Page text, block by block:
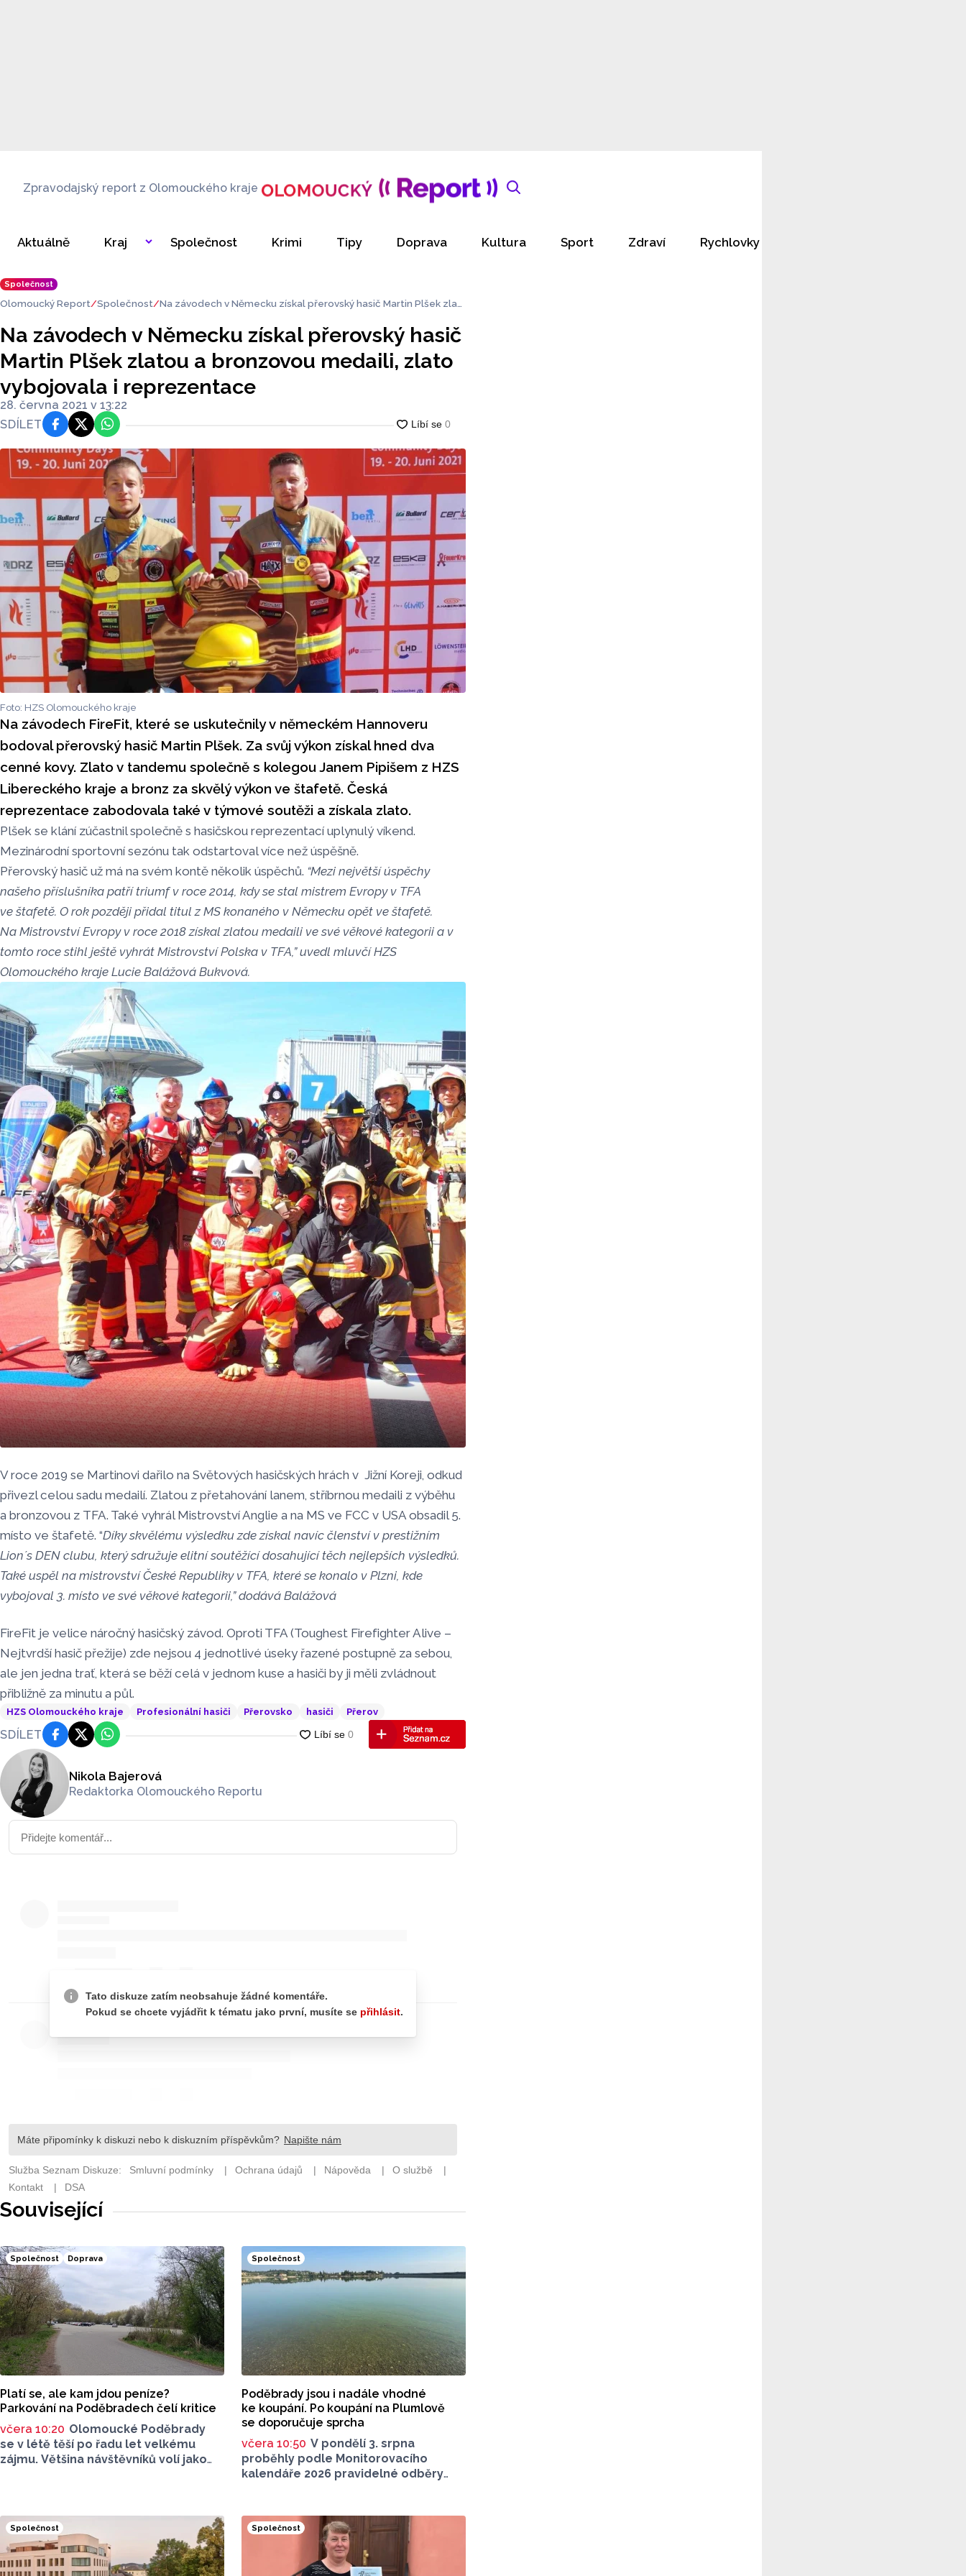
Zpravodajský report z Olomouckého kraje
Aktuálně Kraj Společnost Krimi Tipy Doprava Kultura Sport Zdraví Rychlovky
Společnost
Olomoucký Report Společnost
Na závodech v Německu získal přerovský hasič Martin Plšek zlat
Na závodech v Německu získal přerovský hasič
Martin Plšek zlatou a bronzovou medaili, zlato
vybojovala i reprezentace
28. června 2021 v 13:22
SDÍLET
FacebookPlatforma X
WhatsApp
Foto: HZS Olomouckého kraje
Na závodech FireFit, které se uskutečnily v německém Hannoveru
bodoval přerovský hasič Martin Plšek. Za svůj výkon získal hned dva
cenné kovy. Zlato v tandemu společně s kolegou Janem Pipišem z HZS
Libereckého kraje a bronz za skvělý výkon ve štafetě. Česká
reprezentace zabodovala také v týmové soutěži a získala zlato.
Plšek se klání zúčastnil společně s hasičskou reprezentací uplynulý víkend.
Mezinárodní sportovní sezónu tak odstartoval více než úspěšně.
Přerovský hasič už má na svém kontě několik úspěchů. “Mezi největší úspěchy
našeho příslušníka patří triumf v roce 2014, kdy se stal mistrem Evropy v TFA
ve štafetě. O rok později přidal titul z MS konaného v Německu opět ve štafetě.
Na Mistrovství Evropy v roce 2018 získal zlatou medaili ve své věkové kategorii a v
tomto roce stihl ještě vyhrát Mistrovství Polska v TFA,” uvedl mluvčí HZS
Olomouckého kraje Lucie Balážová Bukvová.
Foto: HZS Olomouckého kraje
V roce 2019 se Martinovi dařilo na Světových hasičských hrách v Jižní Koreji, odkud
přivezl celou sadu medailí. Zlatou z přetahování lanem, stříbrnou medaili z výběhu
a bronzovou z TFA. Také vyhrál Mistrovství Anglie a na MS ve FCC v USA obsadil 5.
místo ve štafetě. “Díky skvělému výsledku zde získal navíc členství v prestižním
Lion´s DEN clubu, který sdružuje elitní soutěžící dosahující těch nejlepších výsledků.
Také uspěl na mistrovství České Republiky v TFA, které se konalo v Plzni, kde
vybojoval 3. místo ve své věkové kategorii,” dodává Balážová
FireFit je velice náročný hasičský závod. Oproti TFA (Toughest Firefighter Alive –
Nejtvrdší hasič přežije) zde nejsou 4 jednotlivé úseky řazené postupně za sebou,
ale jen jedna trať, která se běží celá v jednom kuse a hasiči by ji měli zvládnout
přibližně za minutu a půl.
HZS Olomouckého kraje Profesionální hasiči Přerovsko hasiči Přerov
SDÍLET FacebookPlatforma X
WhatsApp
Nikola Bajerová
Redaktorka Olomouckého Reportu
Související
Společnost Doprava
Platí se, ale kam jdou peníze?
Parkování na Poděbradech čelí kritice
včera 10:20 Olomoucké Poděbrady
se v létě těší po řadu let velkému
zájmu. Většina návštěvníků volí jako
rezonuje. Na konci června vznikla
na Facebooku stránka s názvem
Poděbrady bez závor a nelegálního
parkovného, která upozorňuje
Společnost
Poděbrady jsou i nadále vhodné
ke koupání. Po koupání na Plumlově
se doporučuje sprcha
včera 10:50 V pondělí 3. srpna
proběhly podle Monitorovacího
kalendáře 2026 pravidelné odběry
lokalitách v Olomouckém kraji –
ve Vodní nádrži Plumlov (VN Plumlov)
a v Koupací oblasti Poděbrady (KO
Poděbrady). Monitoring byl proveden
Společnost Společnost